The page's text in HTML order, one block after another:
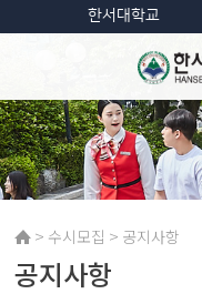
한서대학교
> 수시모집 > 공지사항
공지사항